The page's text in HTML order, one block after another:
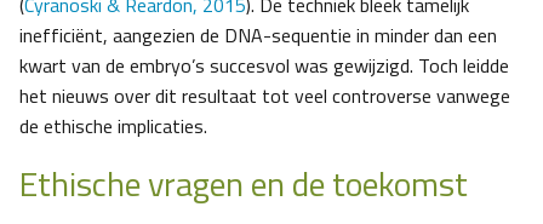
inefficiënt, aangezien de DNA-sequentie in minder dan een
kwart van de embryo’s succesvol was gewijzigd. Toch leidde
het nieuws over dit resultaat tot veel controverse vanwege
de ethische implicaties.
Ethische vragen en de toekomst